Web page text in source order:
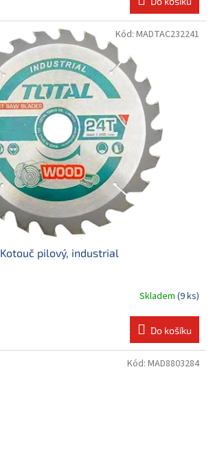
Kotouč pilový, industrial
Skladem (9 ks)
Do košíku
Kód: MADTAC232241
Kód: MAD8803284